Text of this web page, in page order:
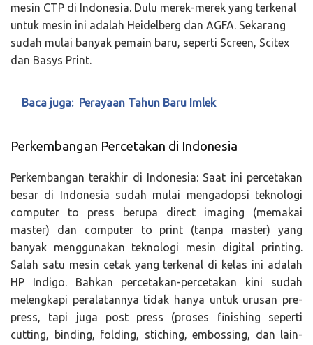
mesin CTP di Indonesia. Dulu merek-merek yang terkenal
untuk mesin ini adalah Heidelberg dan AGFA. Sekarang
sudah mulai banyak pemain baru, seperti Screen, Scitex
dan Basys Print.
Baca juga: Perayaan Tahun Baru Imlek
Perkembangan Percetakan di Indonesia
Perkembangan terakhir di Indonesia: Saat ini percetakan
besar di Indonesia sudah mulai mengadopsi teknologi
computer to press berupa direct imaging (memakai
master) dan computer to print (tanpa master) yang
banyak menggunakan teknologi mesin digital printing.
Salah satu mesin cetak yang terkenal di kelas ini adalah
HP Indigo. Bahkan percetakan-percetakan kini sudah
melengkapi peralatannya tidak hanya untuk urusan pre-
press, tapi juga post press (proses finishing seperti
cutting, binding, folding, stiching, embossing, dan lain-